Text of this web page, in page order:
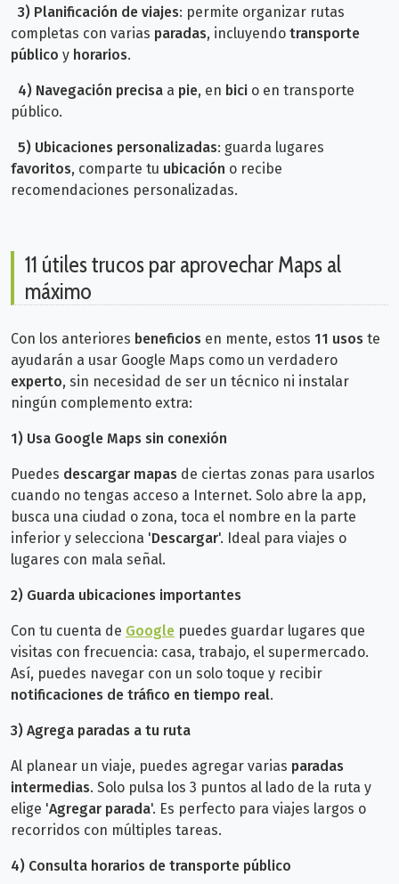
3) Planificación de viajes: permite organizar rutas
completas con varias paradas, incluyendo transporte
público y horarios.
4) Navegación precisa a pie, en bici o en transporte
público.
5) Ubicaciones personalizadas: guarda lugares
favoritos, comparte tu ubicación o recibe
recomendaciones personalizadas.
11 útiles trucos par aprovechar Maps al
máximo
Con los anteriores beneficios en mente, estos 11 usos te
ayudarán a usar Google Maps como un verdadero
experto, sin necesidad de ser un técnico ni instalar
ningún complemento extra:
1) Usa Google Maps sin conexión
Puedes descargar mapas de ciertas zonas para usarlos
cuando no tengas acceso a Internet. Solo abre la app,
busca una ciudad o zona, toca el nombre en la parte
inferior y selecciona 'Descargar'. Ideal para viajes o
lugares con mala señal.
2) Guarda ubicaciones importantes
Con tu cuenta de Google puedes guardar lugares que
visitas con frecuencia: casa, trabajo, el supermercado.
Así, puedes navegar con un solo toque y recibir
notificaciones de tráfico en tiempo real.
3) Agrega paradas a tu ruta
Al planear un viaje, puedes agregar varias paradas
intermedias. Solo pulsa los 3 puntos al lado de la ruta y
elige 'Agregar parada'. Es perfecto para viajes largos o
recorridos con múltiples tareas.
4) Consulta horarios de transporte público